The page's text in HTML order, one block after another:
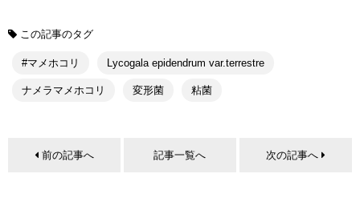
この記事のタグ
#マメホコリ Lycogala epidendrum var.terrestre
ナメラマメホコリ 変形菌 粘菌
前の記事へ 記事一覧へ 次の記事へ